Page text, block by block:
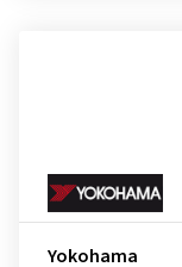
Yokohama